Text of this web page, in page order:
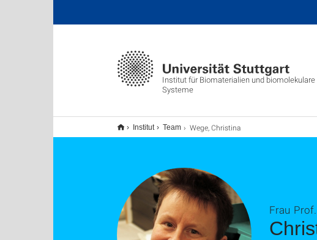
Institut für Biomaterialien und biomolekulare
Systeme
Institut Team Wege, Christina
Frau